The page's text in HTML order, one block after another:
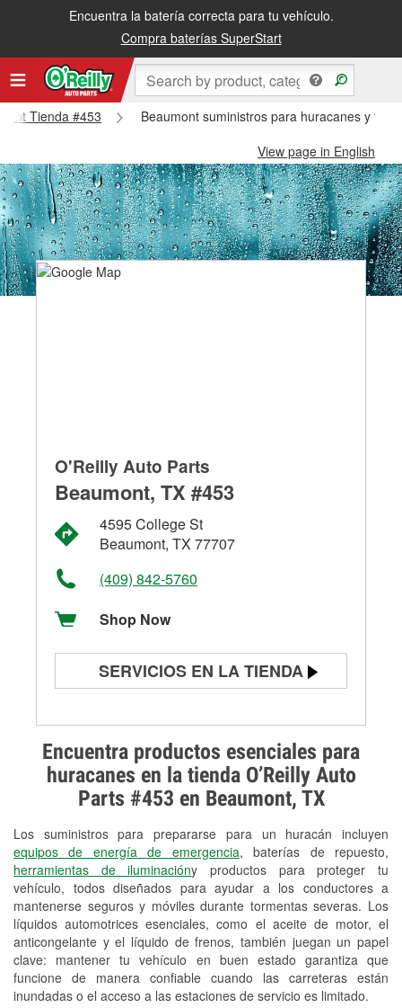
Encuentra la batería correcta para tu vehículo.
Compra baterías SuperStart
Tienda #453
Beaumont suministros para huracanes y
View page in English
Encuentra productos esenciales para
huracanes en la tienda O’Reilly Auto
Parts #453 en Beaumont, TX
Los suministros para prepararse para un huracán incluyen
equipos de energía de emergencia, baterías de repuesto,
herramientas de iluminacióny productos para proteger tu
vehículo, todos diseñados para ayudar a los conductores a
mantenerse seguros y móviles durante tormentas severas. Los
líquidos automotrices esenciales, como el aceite de motor, el
anticongelante y el líquido de frenos, también juegan un papel
clave: mantener tu vehículo en buen estado garantiza que
funcione de manera confiable cuando las carreteras están
inundadas o el acceso a las estaciones de servicio es limitado.
O'Reilly Auto Parts
Beaumont, TX #453
4595 College St
Beaumont, TX 77707
(409) 842-5760
Shop Now
SERVICIOS EN LA TIENDA
Prueba de alternadores y
arrancadores
Revisión de la luz "Check Engine"
Reciclaje de baterías y aceite
Instalación de bombillas de faros
Instalación de limpiaparabrisas
Programa de Préstamo de
Herramientas
Rectificación de tambores y discos de